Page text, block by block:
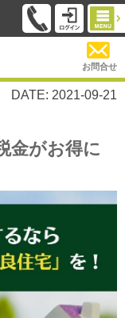
お問合せ
DATE: 2021-09-21
金がお得に